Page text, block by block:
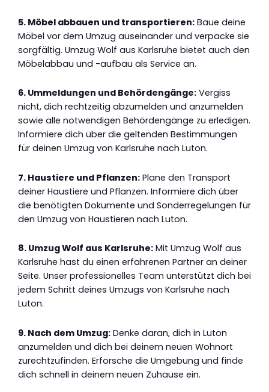
5. Möbel abbauen und transportieren: Baue deine
Möbel vor dem Umzug auseinander und verpacke sie
sorgfältig. Umzug Wolf aus Karlsruhe bietet auch den
Möbelabbau und -aufbau als Service an.
6. Ummeldungen und Behördengänge: Vergiss
nicht, dich rechtzeitig abzumelden und anzumelden
sowie alle notwendigen Behördengänge zu erledigen.
Informiere dich über die geltenden Bestimmungen
für deinen Umzug von Karlsruhe nach Luton.
7. Haustiere und Pflanzen: Plane den Transport
deiner Haustiere und Pflanzen. Informiere dich über
die benötigten Dokumente und Sonderregelungen für
den Umzug von Haustieren nach Luton.
8. Umzug Wolf aus Karlsruhe: Mit Umzug Wolf aus
Karlsruhe hast du einen erfahrenen Partner an deiner
Seite. Unser professionelles Team unterstützt dich bei
jedem Schritt deines Umzugs von Karlsruhe nach
Luton.
9. Nach dem Umzug: Denke daran, dich in Luton
anzumelden und dich bei deinem neuen Wohnort
zurechtzufinden. Erforsche die Umgebung und finde
dich schnell in deinem neuen Zuhause ein.